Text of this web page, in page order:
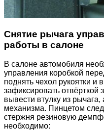
Снятие рычага
работы в салоне
В салоне автомобиля
управления коробкой
поднять чехол рукоятки и
зафиксировать отвёрткой
вывести втулку из
механизма. Пинцетом
стержня резиновую
необходимо: